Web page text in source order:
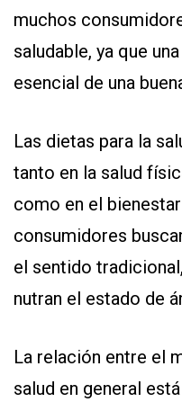
muchos
saludable, ya que
esencial de una
Las dietas para la
tanto en la salud
como en el
consumidores
el sentido
nutran el estado de
La relación entre el
salud en general